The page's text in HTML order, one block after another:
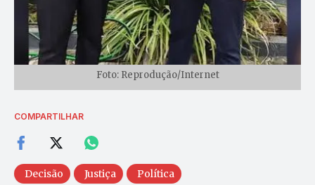
Foto: Reprodução/Internet
COMPARTILHAR
Decisão Justiça Política